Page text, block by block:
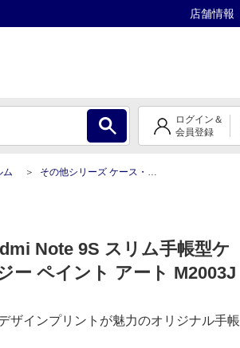
店舗情報
ログイン＆
会員登録
ム その他シリーズ ケース・保護フィルム
Note 9S スリム手帳型ケ
ー ペイント アート M2003J
ザインプリントが魅力のオリジナル手帳